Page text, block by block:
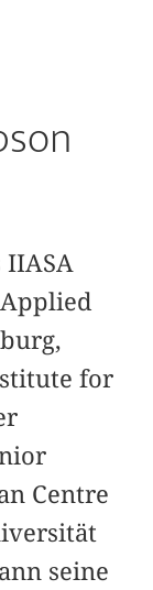
for
Centre
seine